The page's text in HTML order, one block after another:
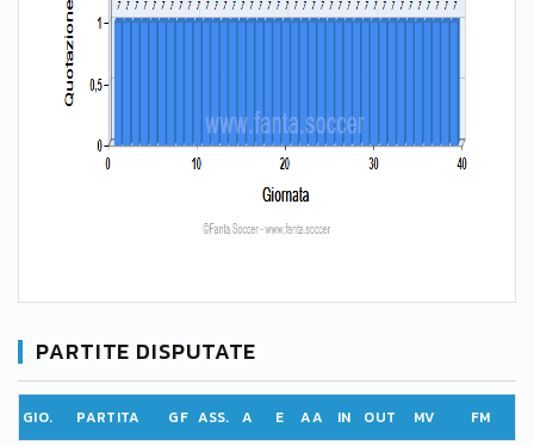
PARTITE DISPUTATE
GIO. PARTITA GF ASS. A E AA IN OUT MV FM